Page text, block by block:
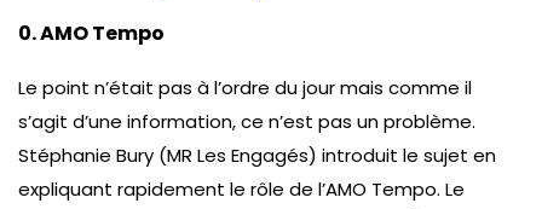
0. AMO Tempo
Le point n’était pas à l’ordre du jour mais comme il
s’agit d’une information, ce n’est pas un problème.
Stéphanie Bury (MR Les Engagés) introduit le sujet en
expliquant rapidement le rôle de l’AMO Tempo. Le